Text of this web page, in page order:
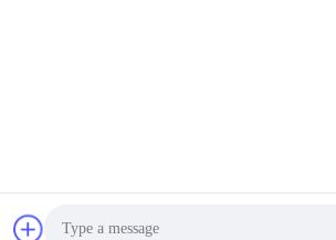
Πάρτε την καλύτερη τιμή